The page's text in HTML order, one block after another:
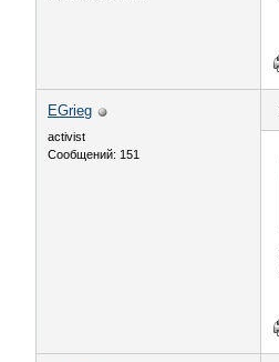
EGrieg
activist
Сообщений: 151